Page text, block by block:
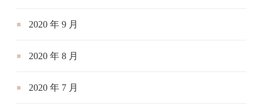
2020 年 9 月
2020 年 8 月
2020 年 7 月